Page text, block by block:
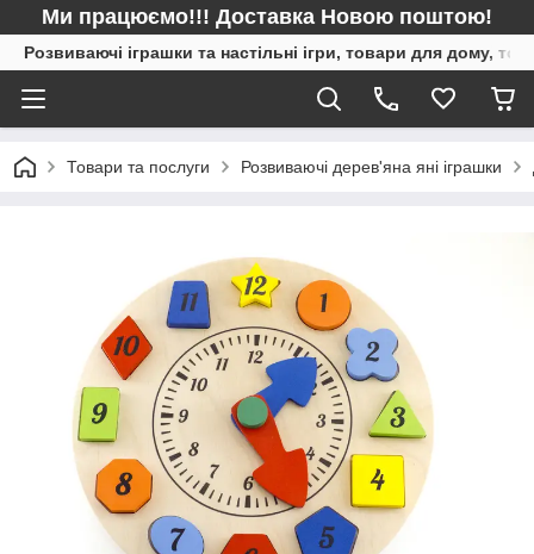
Ми працюємо!!! Доставка Новою поштою!
Розвиваючі іграшки та настільні ігри, товари для дому,
Товари та послуги Розвиваючі дерев'яна яні іграшки